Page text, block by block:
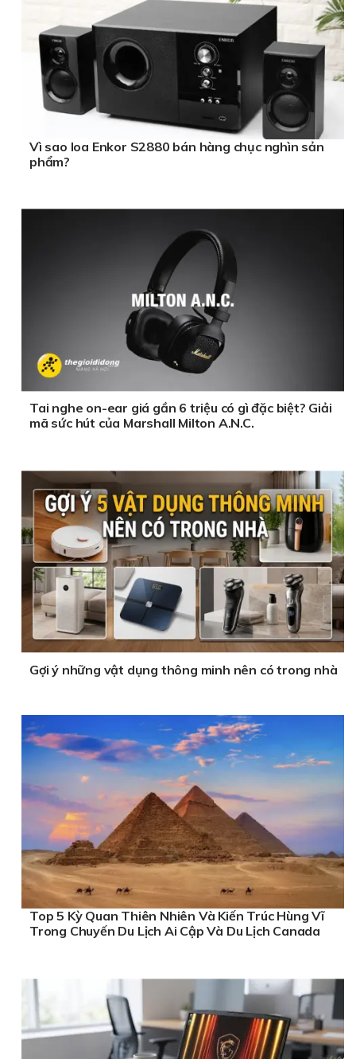
Vì sao loa Enkor S2880 bán hàng chục nghìn sản
phẩm?
Tai nghe on-ear giá gần 6 triệu có gì đặc biệt? Giải
mã sức hút của Marshall Milton A.N.C.
Gợi ý những vật dụng thông minh nên có trong nhà
Top 5 Kỳ Quan Thiên Nhiên Và Kiến Trúc Hùng Vĩ
Trong Chuyến Du Lịch Ai Cập Và Du Lịch Canada